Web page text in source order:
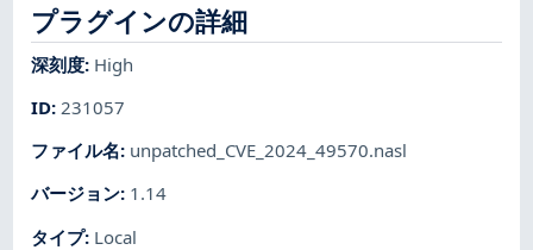
プラグインの詳細
深刻度: High
ID: 231057
ファイル名: unpatched_CVE_2024_49570.nasl
バージョン: 1.14
タイプ: Local